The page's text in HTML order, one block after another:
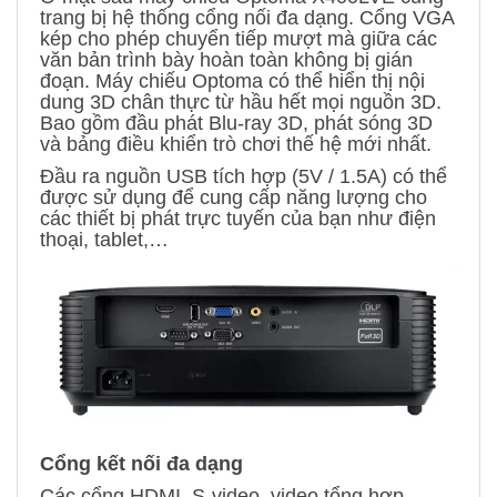
trang bị hệ thống cổng nối đa dạng. Cổng VGA
kép cho phép chuyển tiếp mượt mà giữa các
văn bản trình bày hoàn toàn không bị gián
đoạn. Máy chiếu Optoma có thể hiển thị nội
dung 3D chân thực từ hầu hết mọi nguồn 3D.
Bao gồm đầu phát Blu-ray 3D, phát sóng 3D
và bảng điều khiển trò chơi thế hệ mới nhất.
Đầu ra nguồn USB tích hợp (5V / 1.5A) có thể
được sử dụng để cung cấp năng lượng cho
các thiết bị phát trực tuyến của bạn như điện
thoại, tablet,…
Cổng kết nối đa dạng